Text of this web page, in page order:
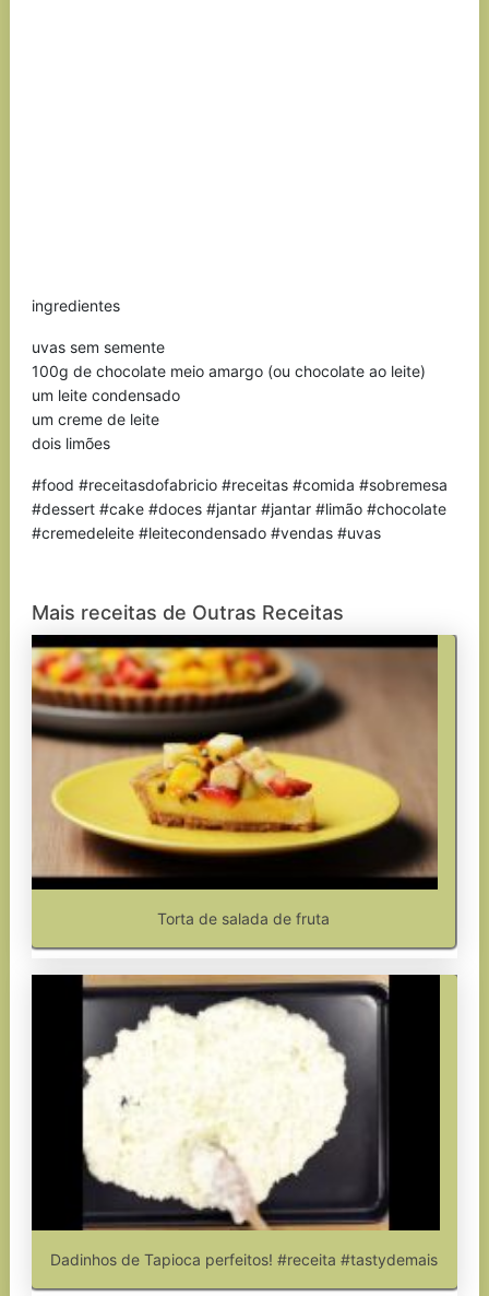
ingredientes
uvas sem semente
100g de chocolate meio amargo (ou chocolate ao leite)
um leite condensado
um creme de leite
dois limões
#food #receitasdofabricio #receitas #comida #sobremesa
#dessert #cake #doces #jantar #jantar #limão #chocolate
#cremedeleite #leitecondensado #vendas #uvas
Mais receitas de Outras Receitas
Torta de salada de fruta
Dadinhos de Tapioca perfeitos! #receita #tastydemais